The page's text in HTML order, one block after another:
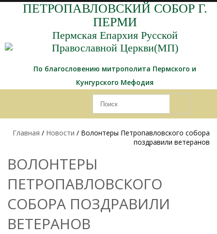
ПЕТРОПАВЛОВСКИЙ СОБОР Г.
ПЕРМИ
Пермская Епархия Русской
Православной Церкви(МП)
По благословению митрополита Пермского и
Кунгурского Мефодия
Главная / Новости / Волонтеры Петропавловского собора
поздравили ветеранов
ВОЛОНТЕРЫ
ПЕТРОПАВЛОВСКОГО
СОБОРА ПОЗДРАВИЛИ
ВЕТЕРАНОВ